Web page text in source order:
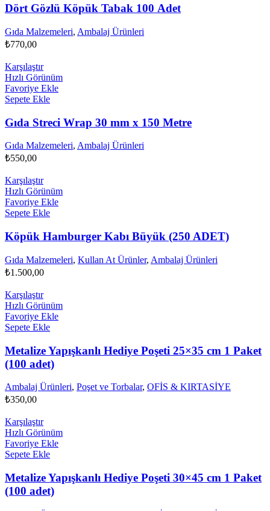
Dört Gözlü Köpük Tabak 100 Adet
Gıda Malzemeleri, Ambalaj Ürünleri
₺770,00
Karşılaştır
Hızlı Görünüm
Favoriye Ekle
Sepete Ekle
Gıda Streci Wrap 30 mm x 150 Metre
Gıda Malzemeleri, Ambalaj Ürünleri
₺550,00
Karşılaştır
Hızlı Görünüm
Favoriye Ekle
Sepete Ekle
Köpük Hamburger Kabı Büyük (250 ADET)
Gıda Malzemeleri, Kullan At Ürünler, Ambalaj Ürünleri
₺1.500,00
Karşılaştır
Hızlı Görünüm
Favoriye Ekle
Sepete Ekle
Metalize Yapışkanlı Hediye Poşeti 25×35 cm 1 Paket
(100 adet)
Ambalaj Ürünleri, Poşet ve Torbalar, OFİS & KIRTASİYE
₺350,00
Karşılaştır
Hızlı Görünüm
Favoriye Ekle
Sepete Ekle
Metalize Yapışkanlı Hediye Poşeti 30×45 cm 1 Paket
(100 adet)